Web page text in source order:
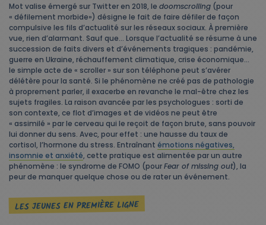
Mot valise émergé sur Twitter en 2018, le doomscrolling (pour
« défilement morbide») désigne le fait de faire défiler de façon
compulsive les fils d’actualité sur les réseaux sociaux. À première
vue, rien d’alarmant. Sauf que… Lorsque l’actualité se résume à une
succession de faits divers et d’événements tragiques : pandémie,
guerre en Ukraine, réchauffement climatique, crise économique…
le simple acte de « scroller » sur son téléphone peut s’avérer
délétère pour la santé. Si le phénomène ne créé pas de pathologie
à proprement parler, il exacerbe en revanche le mal-être chez les
sujets fragiles. La raison avancée par les psychologues : sorti de
son contexte, ce flot d’images et de vidéos ne peut être
« assimilé » par le cerveau qui le reçoit de façon brute, sans pouvoir
lui donner du sens. Avec, pour effet : une hausse du taux de
cortisol, l’hormone du stress. Entraînant émotions négatives,
insomnie et anxiété, cette pratique est alimentée par un autre
phénomène : le syndrome de FOMO (pourFear of missing out), la
peur de manquer quelque chose ou de rater un événement.
LES JEUNES EN PREMIÈRE LIGNE